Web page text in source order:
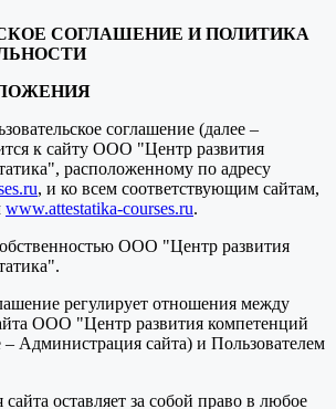
СОГЛАШЕНИЕ И ПОЛИТИКА
соглашение (далее –
к сайту ООО "Центр развития
расположенному по адресу
, и ко всем соответствующим сайтам,
www.attestatika-courses.ru.
ООО "Центр развития
регулирует отношения между
ООО "Центр развития компетенций
– Администрация сайта) и Пользователем
оставляет за собой право в любое